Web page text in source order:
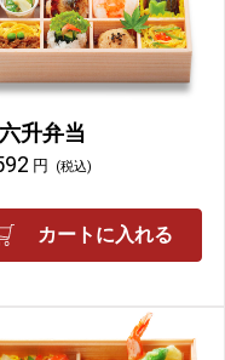
升弁当
円 (税込)
カートに入れる